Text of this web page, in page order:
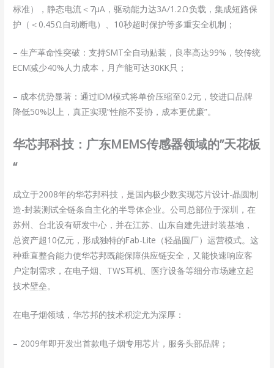
标准），静态电流＜7μA，驱动能力达3A/1.2Ω负载，集成短路保
护（＜0.45Ω自动断电）、10秒超时保护等多重安全机制；
– 生产革命性突破：支持SMT全自动贴装，良率高达99%，较传统
ECM减少40%人力成本，月产能可达30KK只；
– 成本优势显著：通过IDM模式将单价压缩至0.2元，较进口品牌
降低50%以上，真正实现”性能不妥协，成本更优廉”。
华芯邦科技：广东MEMS传感器领域的”天花板
“
成立于2008年的华芯邦科技，是国内极少数实现芯片设计-晶圆制
造-封装测试全链条自主化的半导体企业。公司总部位于深圳，在
苏州、台北设有研发中心，并在江苏、山东自建先进封装基地，
总资产超10亿元，形成独特的Fab-Lite（轻晶圆厂）运营模式。这
种垂直整合能力使华芯邦既能保障供应链安全，又能快速响应客
户定制需求，在电子烟、TWS耳机、医疗设备等细分市场建立起
技术壁垒。
在电子烟领域，华芯邦的技术积淀尤为深厚：
– 2009年即开发出首款电子烟专用芯片，服务头部品牌；